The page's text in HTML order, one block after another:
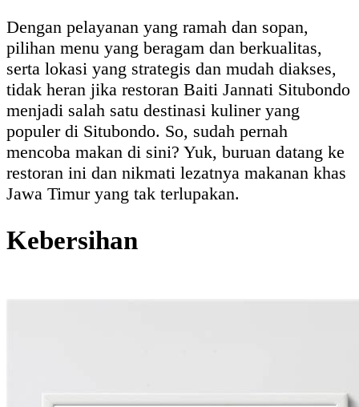
Dengan pelayanan yang ramah dan sopan,
pilihan menu yang beragam dan berkualitas,
serta lokasi yang strategis dan mudah diakses,
tidak heran jika restoran Baiti Jannati Situbondo
menjadi salah satu destinasi kuliner yang
populer di Situbondo. So, sudah pernah
mencoba makan di sini? Yuk, buruan datang ke
restoran ini dan nikmati lezatnya makanan khas
Jawa Timur yang tak terlupakan.
Kebersihan